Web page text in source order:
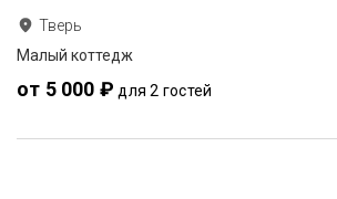
Тверь
Малый коттедж
от 5 000 ₽ для 2 гостей